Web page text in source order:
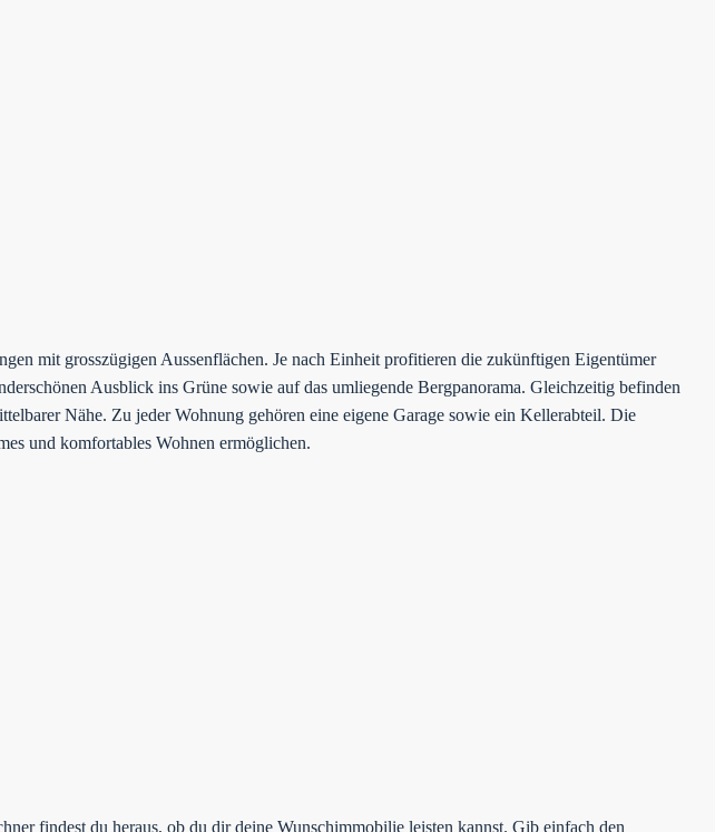
mit grosszügigen Aussenflächen. Je nach Einheit profitieren die zukünftigen Eigentümer
Ausblick ins Grüne sowie auf das umliegende Bergpanorama. Gleichzeitig befinden
Nähe. Zu jeder Wohnung gehören eine eigene Garage sowie ein Kellerabteil. Die
und komfortables Wohnen ermöglichen.
findest du heraus, ob du dir deine Wunschimmobilie leisten kannst. Gib einfach den